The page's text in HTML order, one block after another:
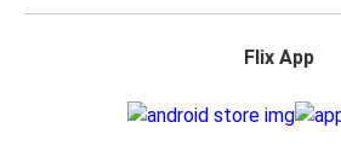
Flix App